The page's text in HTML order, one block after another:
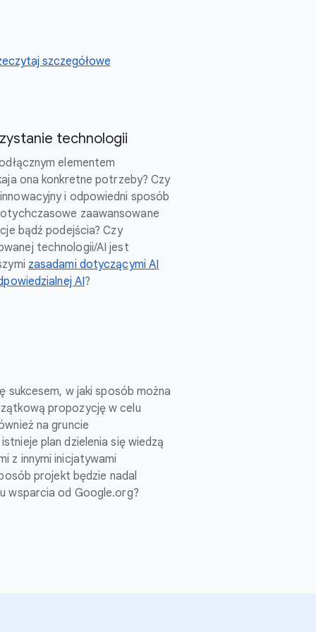
szczegółowe
technologii
elementem
ona konkretne potrzeby? Czy
i odpowiedni sposób
zaawansowane
bądź podejścia? Czy
technologii/AI jest
zasadami dotyczącymi AI
AI?
sukcesem, w jaki sposób można
propozycję w celu
na gruncie
plan dzielenia się wiedzą
z innymi inicjatywami
projekt będzie nadal
wsparcia od Google.org?